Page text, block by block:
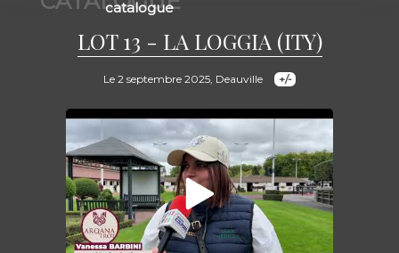
catalogue
LOT 13 - LA LOGGIA (ITY)
Le 2 septembre 2025, Deauville